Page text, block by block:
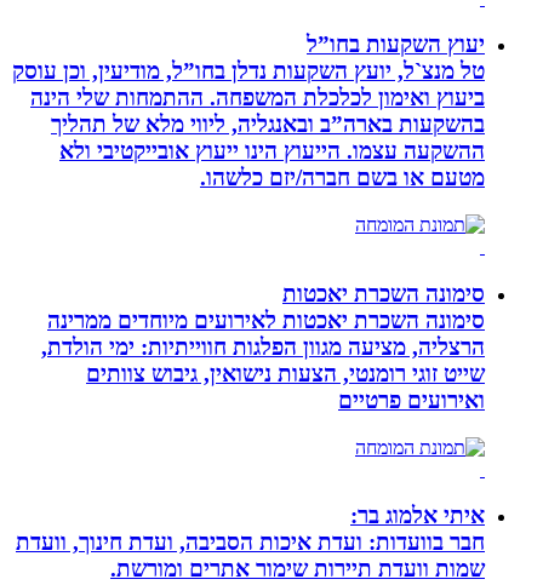
יעוץ השקעות בחו”ל
טל מנצ`ל, יועץ השקעות נדלן בחו”ל, מודיעין, וכן עוסק
ביעוץ ואימון לכלכלת המשפחה. ההתמחות שלי הינה
בהשקעות בארה”ב ובאנגליה, ליווי מלא של תהליך
ההשקעה עצמו. הייעוץ הינו ייעוץ אובייקטיבי ולא
מטעם או בשם חברה/יזם כלשהו.
סימונה השכרת יאכטות
סימונה השכרת יאכטות לאירועים מיוחדים ממרינה
הרצליה, מציעה מגוון הפלגות חווייתיות: ימי הולדת,
שייט זוגי רומנטי, הצעות נישואין, גיבוש צוותים
ואירועים פרטיים
איתי אלמוג בר:
חבר בוועדות: ועדת איכות הסביבה, ועדת חינוך, וועדת
שמות וועדת תיירות שימור אתרים ומורשת.